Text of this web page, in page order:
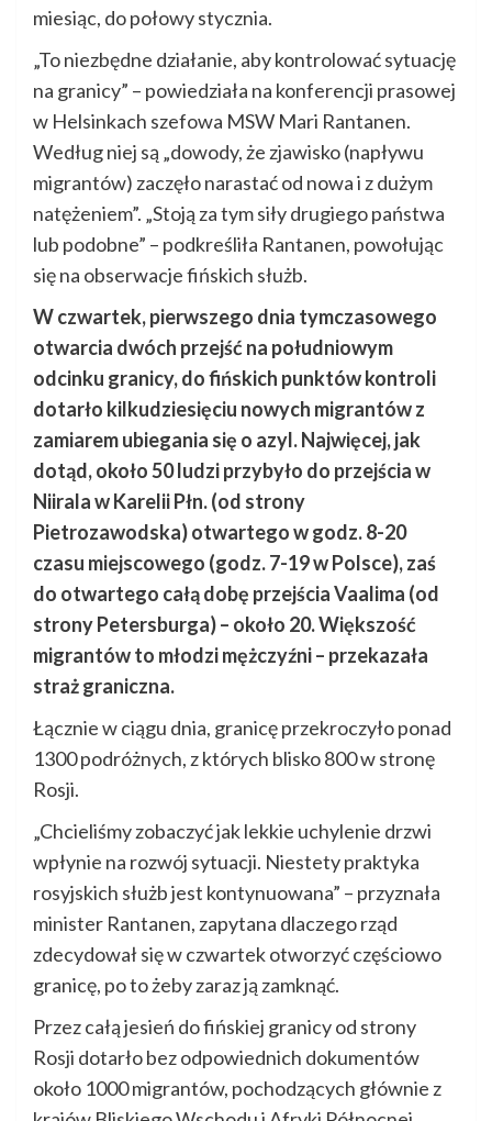
miesiąc, do połowy stycznia.
„To niezbędne działanie, aby kontrolować sytuację
na granicy” – powiedziała na konferencji prasowej
w Helsinkach szefowa MSW Mari Rantanen.
Według niej są „dowody, że zjawisko (napływu
migrantów) zaczęło narastać od nowa i z dużym
natężeniem”. „Stoją za tym siły drugiego państwa
lub podobne” – podkreśliła Rantanen, powołując
się na obserwacje fińskich służb.
W czwartek, pierwszego dnia tymczasowego
otwarcia dwóch przejść na południowym
odcinku granicy, do fińskich punktów kontroli
dotarło kilkudziesięciu nowych migrantów z
zamiarem ubiegania się o azyl. Najwięcej, jak
dotąd, około 50 ludzi przybyło do przejścia w
Niirala w Karelii Płn. (od strony
Pietrozawodska) otwartego w godz. 8-20
czasu miejscowego (godz. 7-19 w Polsce), zaś
do otwartego całą dobę przejścia Vaalima (od
strony Petersburga) – około 20. Większość
migrantów to młodzi mężczyźni – przekazała
straż graniczna.
Łącznie w ciągu dnia, granicę przekroczyło ponad
1300 podróżnych, z których blisko 800 w stronę
Rosji.
„Chcieliśmy zobaczyć jak lekkie uchylenie drzwi
wpłynie na rozwój sytuacji. Niestety praktyka
rosyjskich służb jest kontynuowana” – przyznała
minister Rantanen, zapytana dlaczego rząd
zdecydował się w czwartek otworzyć częściowo
granicę, po to żeby zaraz ją zamknąć.
Przez całą jesień do fińskiej granicy od strony
Rosji dotarło bez odpowiednich dokumentów
około 1000 migrantów, pochodzących głównie z